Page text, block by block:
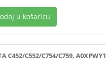
u košaricu
C452/C552/C754/C759, A0XPWY1